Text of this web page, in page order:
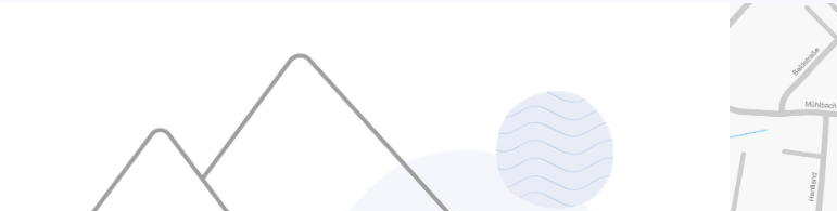
professionelle Einschätzung zu
individuell und auf Ihre
Versicherungsberatung hilft Ihnen,
schließen und unnötige Kosten zu
Warum ist eine persönliche Versicherungsberatung sinnvoll?